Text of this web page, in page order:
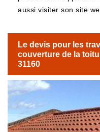
aussi visiter son site
Le devis pour les
couverture de la
31160